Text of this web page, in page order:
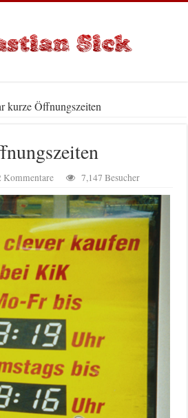
kurze Öffnungszeiten
Kommentare 7,147 Besucher